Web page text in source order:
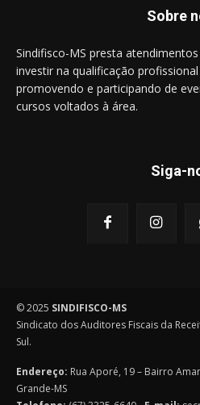
Sobre
Sindifisco-MS presta
investir na qualificação
promovendo e participando de
cursos voltados à área.
Siga-
© 2025 SINDIFISCO-MS
Sindicato dos Auditores Fiscais da
Sul.
Endereço: Rua Aporé, 19 – Bairro
Grande-MS